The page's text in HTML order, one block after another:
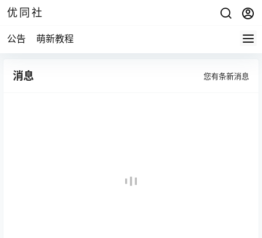
优同社
公告 萌新教程
消息 您有条新消息